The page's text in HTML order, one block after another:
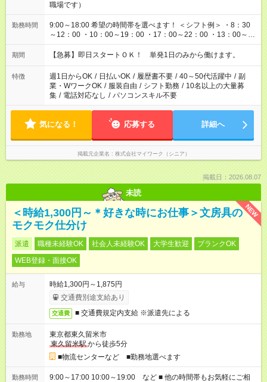
職場です）
勤務時間
9:00～18:00 希望の時間帯を選べます！ ＜シフト例＞ ・8：30
～12：00 ・10：00～19：00 ・17：00～22：00 ・13：00～
22：00 ・22：00～翌6：00 など
期間 【急募】即日スタートＯＫ！ 単発1日のみから働けます。
特徴 週1日からOK / 日払いOK / 履歴書不要 / 40～50代活躍中 / 副
業・WワークOK / 服装自由 / シフト勤務 / 10名以上の大量募
集 / 電話対応なし / パソコンスキル不要
気になる！ 応募する 詳細へ
掲載元企業名 株式会社マイワーク（シニア）
掲載日：2026.08.07
未読
NEW
＜時給1,300円～＊好きな時にお仕事＞文房具の
モクモク仕分け
派遣 職種未経験OK 社会人未経験OK 大学生歓迎
ブランクOK
WEB登録・面接OK
給与
時給1,300円～1,875円
交通費別途支給あり
交通費 ■ 交通費規定内支給 ※派遣先による
勤務地
東京都東久留米市
東久留米駅から徒歩5分
■物流センターなど ■勤務地選べます
勤務時間
9:00～17:00 10:00～19:00 など ■ 他の時間帯もお気軽にご相